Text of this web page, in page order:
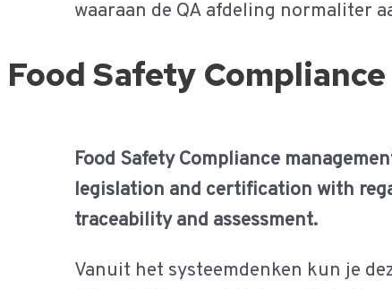
waaraan de QA afdeling normaliter
Food Safety
Food Safety Compliance
legislation and certification with
traceability and assessment.
Vanuit het systeemdenken kun je